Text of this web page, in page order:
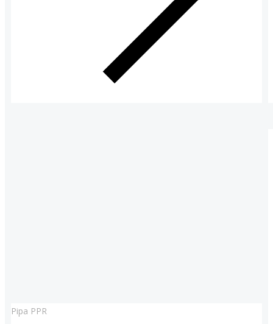
Pipa PPR